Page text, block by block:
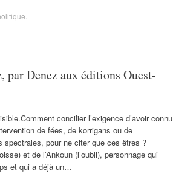
par Denez aux éditions Ouest-
concilier l’exigence d’avoir connu
de fées, de korrigans ou de
spectrales, pour ne citer que ces êtres ?
et de l’Ankoun (l’oubli), personnage qui
et qui a déjà un…